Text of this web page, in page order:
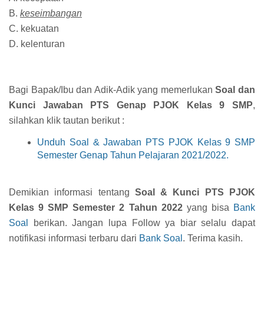
B. keseimbangan
C. kekuatan
D. kelenturan
Bagi Bapak/Ibu dan Adik-Adik yang memerlukanSoal dan
Kunci Jawaban PTS Genap PJOK Kelas 9 SMP,
silahkan klik tautan berikut :
Unduh Soal & Jawaban PTS PJOK Kelas 9 SMP
Semester Genap Tahun Pelajaran 2021/2022.
Demikian informasi tentang Soal & Kunci PTS PJOK
Kelas 9 SMP Semester 2 Tahun 2022yang bisa Bank
Soal
berikan. Jangan lupa Follow ya biar selalu dapat
notifikasi informasi terbaru dari Bank Soal . Terima kasih.